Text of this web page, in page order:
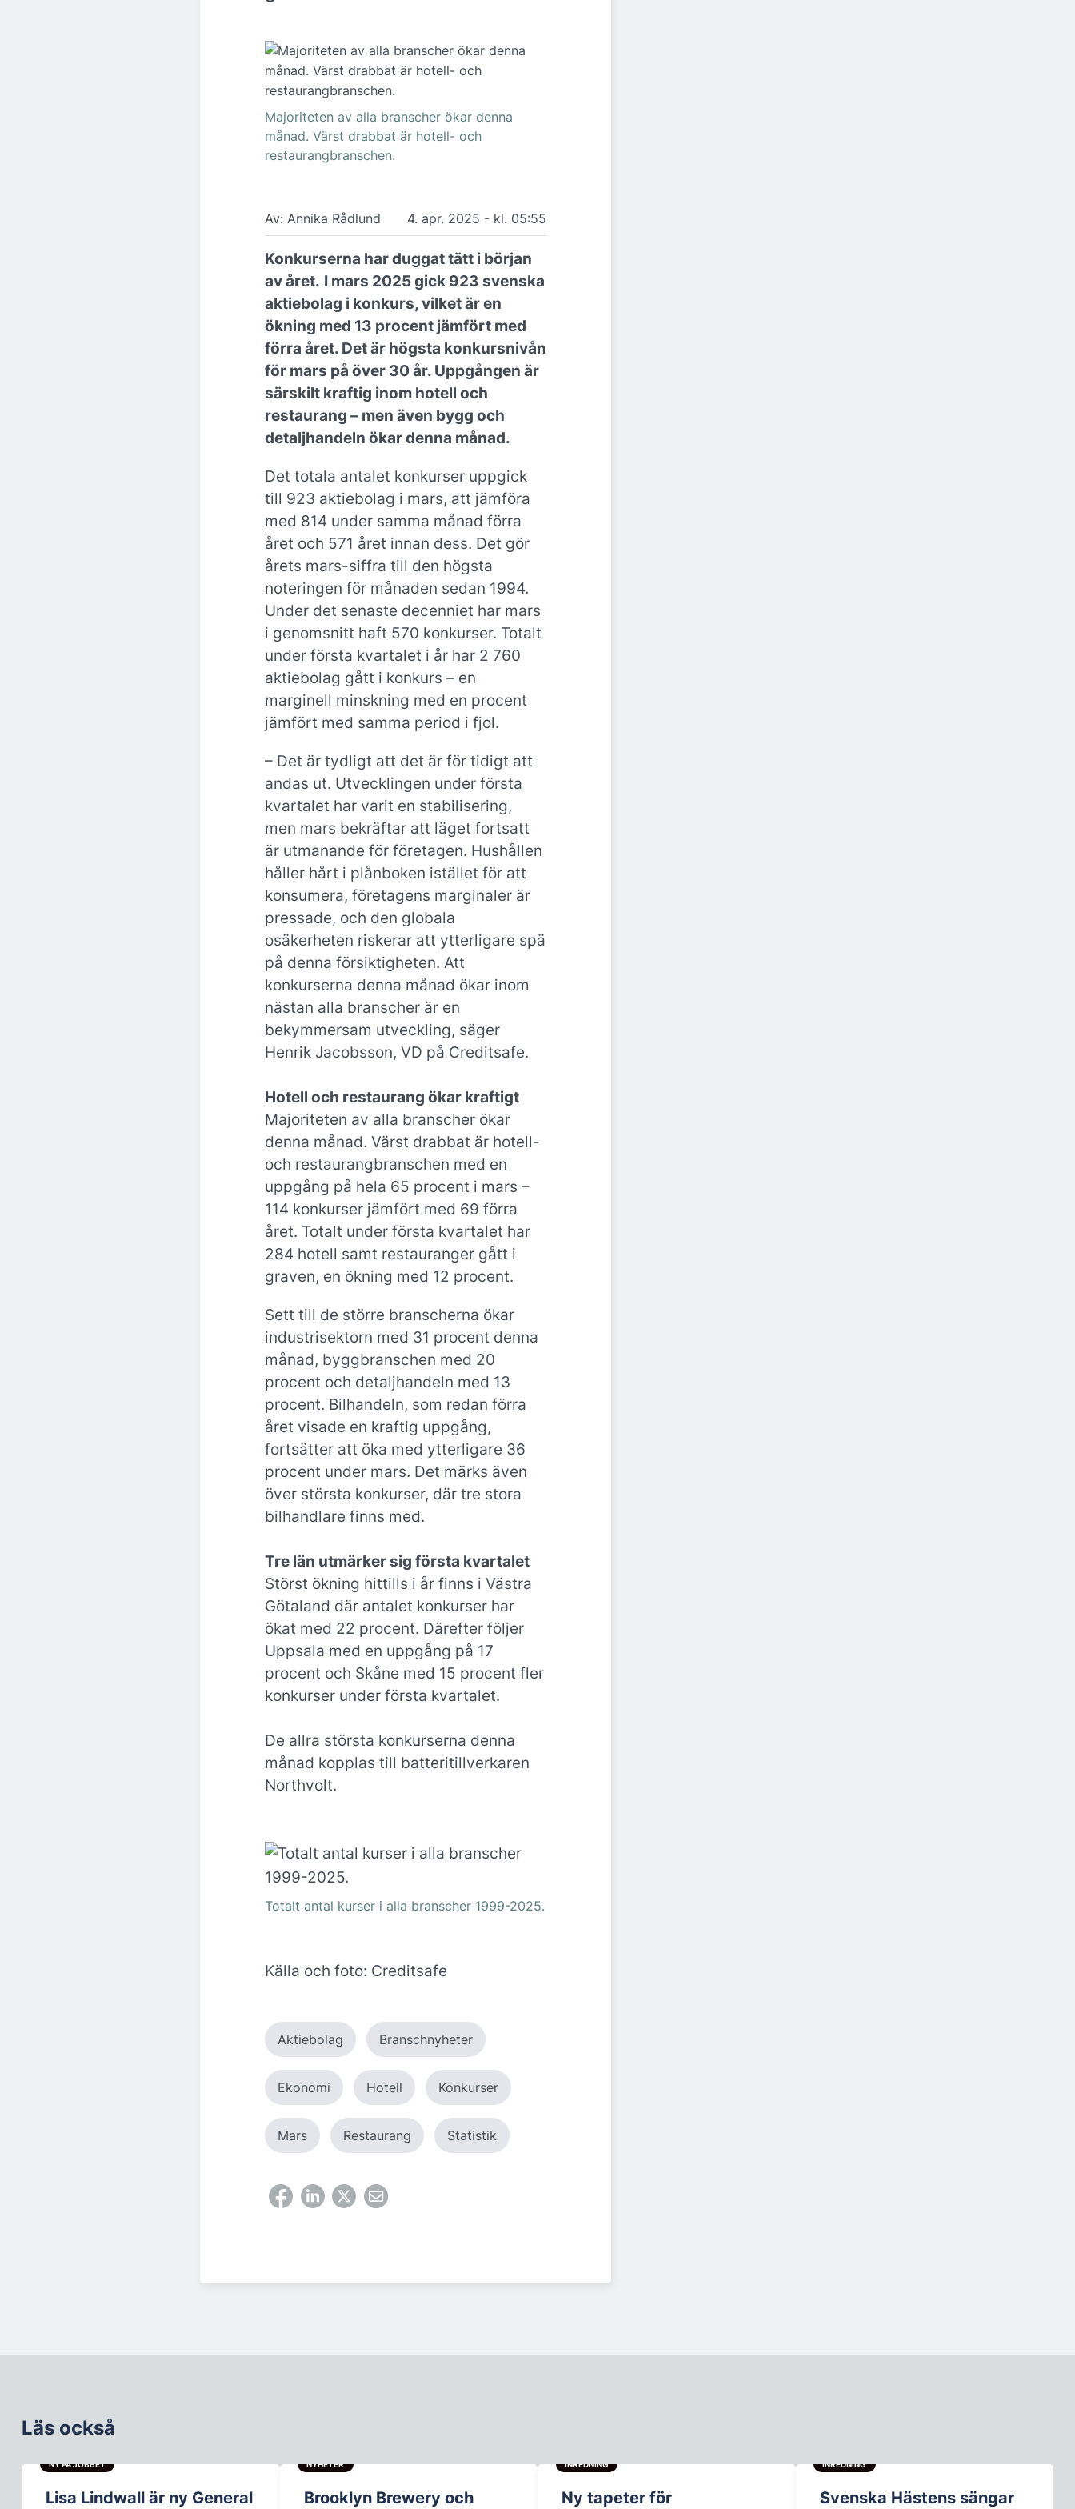
Majoriteten av alla branscher ökar denna
månad. Värst drabbat är hotell- och
restaurangbranschen.
Av: Annika Rådlund 4. apr. 2025 - kl. 05:55
Konkurserna har duggat tätt i början
av året. I mars 2025 gick 923 svenska
aktiebolag i konkurs, vilket är en
ökning med 13 procent jämfört med
förra året. Det är högsta konkursnivån
för mars på över 30 år. Uppgången är
särskilt kraftig inom hotell och
restaurang – men även bygg och
detaljhandeln ökar denna månad.
Det totala antalet konkurser uppgick
till 923 aktiebolag i mars, att jämföra
med 814 under samma månad förra
året och 571 året innan dess. Det gör
årets mars-siffra till den högsta
noteringen för månaden sedan 1994.
Under det senaste decenniet har mars
i genomsnitt haft 570 konkurser. Totalt
under första kvartalet i år har 2 760
aktiebolag gått i konkurs – en
marginell minskning med en procent
jämfört med samma period i fjol.
– Det är tydligt att det är för tidigt att
andas ut. Utvecklingen under första
kvartalet har varit en stabilisering,
men mars bekräftar att läget fortsatt
är utmanande för företagen. Hushållen
håller hårt i plånboken istället för att
konsumera, företagens marginaler är
pressade, och den globala
osäkerheten riskerar att ytterligare spä
på denna försiktigheten. Att
konkurserna denna månad ökar inom
nästan alla branscher är en
bekymmersam utveckling, säger
Henrik Jacobsson, VD på Creditsafe.
Hotell och restaurang ökar kraftigt
Majoriteten av alla branscher ökar
denna månad. Värst drabbat är hotell-
och restaurangbranschen med en
uppgång på hela 65 procent i mars –
114 konkurser jämfört med 69 förra
året. Totalt under första kvartalet har
284 hotell samt restauranger gått i
graven, en ökning med 12 procent.
Sett till de större branscherna ökar
industrisektorn med 31 procent denna
månad, byggbranschen med 20
procent och detaljhandeln med 13
procent. Bilhandeln, som redan förra
året visade en kraftig uppgång,
fortsätter att öka med ytterligare 36
procent under mars. Det märks även
över största konkurser, där tre stora
bilhandlare finns med.
Tre län utmärker sig första kvartalet
Störst ökning hittills i år finns i Västra
Götaland där antalet konkurser har
ökat med 22 procent. Därefter följer
Uppsala med en uppgång på 17
procent och Skåne med 15 procent fler
konkurser under första kvartalet.
De allra största konkurserna denna
månad kopplas till batteritillverkaren
Northvolt.
Totalt antal kurser i alla branscher 1999-2025.
Källa och foto: Creditsafe
Aktiebolag Branschnyheter
Ekonomi Hotell Konkurser
Mars Restaurang Statistik
Läs också
NY PÅ JOBBET
Lisa Lindwall är ny General
NYHETER
Brooklyn Brewery och
INREDNING
Ny tapeter för
INREDNING
Svenska Hästens sängar